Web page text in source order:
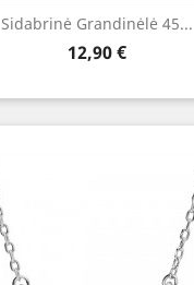
Sidabrinė Grandinėlė 45...
Kaina
12,90 €